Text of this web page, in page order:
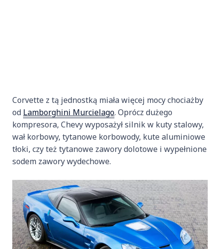
Corvette z tą jednostką miała więcej mocy chociażby
od Lamborghini Murcielago. Oprócz dużego
kompresora, Chevy wyposażył silnik w kuty stalowy,
wał korbowy, tytanowe korbowody, kute aluminiowe
tłoki, czy też tytanowe zawory dolotowe i wypełnione
sodem zawory wydechowe.